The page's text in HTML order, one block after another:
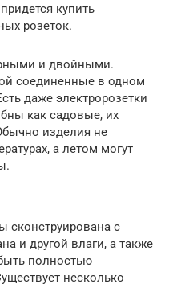
купить
розеток.
и двойными.
соединенные в одном
даже электророзетки
как садовые, их
изделия не
а летом могут
сконструирована с
и другой влаги, а также
полностью
несколько